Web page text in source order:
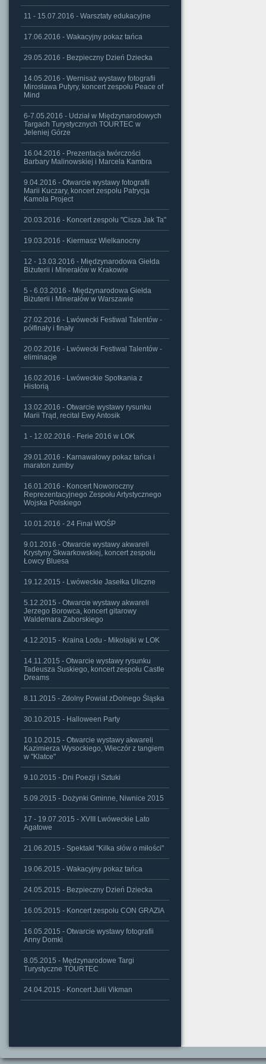
11 - 15.07.2016 - Warsztaty edukacyjne
17.06.2016 - Wakacyjny pokaz tańca
29.05.2016 - Bezpieczny Dzień Dziecka
14.05.2016 - Wernisaż wystawy fotografii
Mirosława Putyry, koncert zespołu Peace of
Mind
6-7.05.2016 - Udział w Międzynarodowych
Targach Turystycznych TOURTEC w
Jeleniej Górze
16.04.2016 - Prezentacja twórczości
Barbary Malinowskiej i Marcela Kambra
9.04.2016 - Otwarcie wystawy fotografii
Marii Kuczary, koncert zespołu Patrycja
Kamola Project
20.03.2016 - Koncert zespołu "Cisza Jak Ta"
19.03.2016 - Kiermasz Wielkanocny
12 - 13.03.2016 - Międzynarodowa Giełda
Biżuterii i Minerałów w Krakowie
5 - 6.03.2016 - Międzynarodowa Giełda
Biżuterii i Minerałów w Warszawie
27.02.2016 - Lwówecki Festiwal Talentów -
półfinały i finały
20.02.2016 - Lwówecki Festiwal Talentów -
eliminacje
16.02.2016 - Lwóweckie Spotkania z
Historią
13.02.2016 - Otwarcie wystawy rysunku
Marii Trąd, recital Ewy Antosik
1 - 12.02.2016 - Ferie 2016 w LOK
29.01.2016 - Karnawałowy pokaz tańca i
maraton zumby
16.01.2016 - Koncert Noworoczny
Reprezentacyjnego Zespołu Artystycznego
Wojska Polskiego
10.01.2016 - 24 Finał WOŚP
9.01.2016 - Otwarcie wystawy akwareli
Krystyny Skwarkowskiej, koncert zespołu
Łowcy Bluesa
19.12.2015 - Lwóweckie Jasełka Uliczne
5.12.2015 - Otwarcie wystawy akwareli
Jerzego Borowca, koncert gitarowy
Waldemara Zaborskiego
4.12.2015 - Kraina Lodu - Mikołajki w LOK
14.11.2015 - Otwarcie wystawy rysunku
Tadeusza Suskiego, koncert zespołu Castle
Dreams
8.11.2015 - Zdolny Powiat zDolnego Śląska
30.10.2015 - Halloween Party
10.10.2015 - Otwarcie wystawy akwareli
Kazimierza Wysockiego, Wieczór z tangiem
w "Klatce"
9.10.2015 - Dni Poezji i Sztuki
5.09.2015 - Dożynki Gminne, Niwnice 2015
17 - 19.07.2015 - XVIII Lwóweckie Lato
Agatowe
21.06.2015 - Spektakl "Kilka słów o miłości"
19.06.2015 - Wakacyjny pokaz tańca
24.05.2015 - Bezpieczny Dzień Dziecka
16.05.2015 - Koncert zespołu CON GRAZIA
16.05.2015 - Otwarcie wystawy fotografii
Anny Domki
8.05.2015 - Mędzynarodowe Targi
Turystyczne TOURTEC
24.04.2015 - Koncert Julii Vikman